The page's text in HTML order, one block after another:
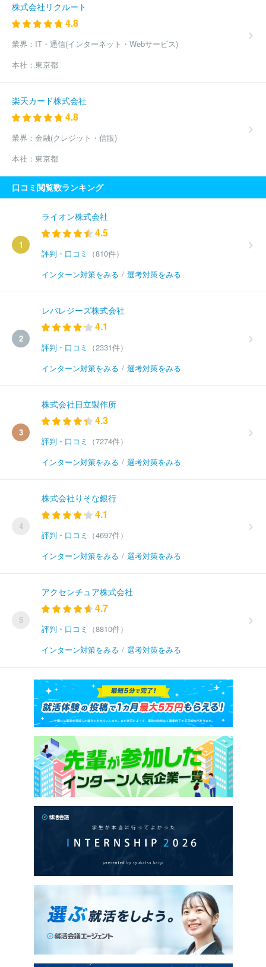
株式会社リクルート
4.8
業界： IT・通信(インターネット・Webサービス)
本社： 東京都
楽天カード株式会社
4.8
業界： 金融(クレジット・信販)
本社： 東京都
口コミ閲覧数ランキング
1
ライオン株式会社
4.5
評判・口コミ
（810件）
インターン対策をみる / 選考対策をみる
2
レバレジーズ株式会社
4.1
評判・口コミ
（2331件）
インターン対策をみる / 選考対策をみる
3
株式会社日立製作所
4.3
評判・口コミ
（7274件）
インターン対策をみる / 選考対策をみる
4
株式会社りそな銀行
4.1
評判・口コミ
（4697件）
インターン対策をみる / 選考対策をみる
5
アクセンチュア株式会社
4.7
評判・口コミ
（8810件）
インターン対策をみる / 選考対策をみる